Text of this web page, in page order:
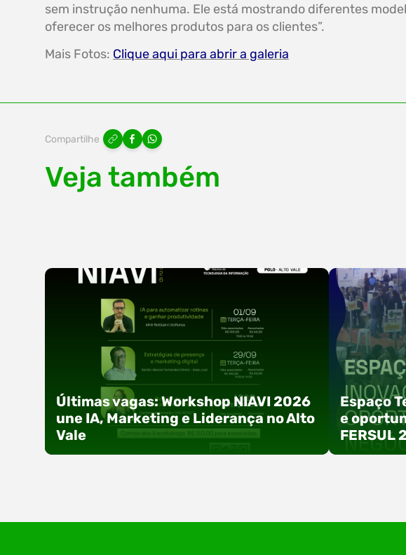
sem instrução nenhuma. Ele está mostrando diferentes
oferecer os melhores produtos para os clientes”.
Mais Fotos: Clique aqui para abrir a galeria
Compartilhe
Veja também
Últimas vagas: Workshop NIAVI 2026
une IA, Marketing e Liderança no Alto
Vale
Espaço
e
FERSUL